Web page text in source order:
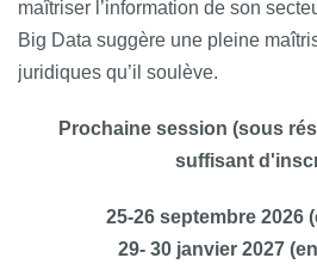
maîtriser l’information de son
Big Data suggère une pleine
juridiques qu’il soulève.
Prochaine session (sous
suffisant
25-26 septembre 2026
29- 30 janvier 2027